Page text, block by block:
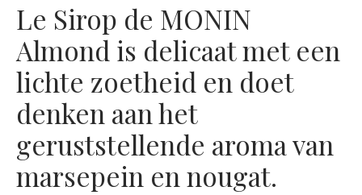
Le Sirop de MONIN
Almond is delicaat met een
lichte zoetheid en doet
denken aan het
geruststellende aroma van
marsepein en nougat.